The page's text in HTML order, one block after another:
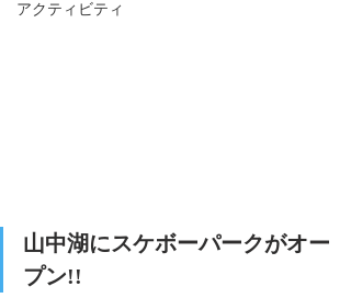
アクティビティ
山中湖にスケボーパークがオー
プン!!